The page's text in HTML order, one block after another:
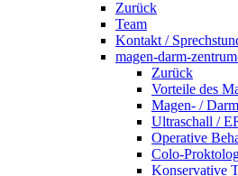
Zurück
Team
Kontakt /
magen-darm-
Zurück
Vorteile des
Magen- /
Ultraschall /
Operative
Colo-
Konservative